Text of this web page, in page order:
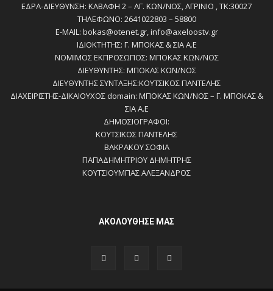
ΕΔΡΑ-ΔΙΕΥΘΥΝΣΗ: ΚΑΒΑΦΗ 2 – ΑΓ. ΚΩΝ/ΝΟΣ, ΑΓΡΙΝΙΟ , ΤΚ:30027
ΤΗΛΕΦΩΝΟ: 2641022803 – 58800
E-MAIL: bokas@otenet.gr, info@axeloostv.gr
ΙΔΙΟΚΤΗΤΗΣ: Γ. ΜΠΟΚΑΣ & ΣΙΑ Α.Ε
ΝΟΜΙΜΟΣ ΕΚΠΡΟΣΩΠΟΣ: ΜΠΟΚΑΣ ΚΩΝ/ΝΟΣ
ΔΙΕΥΘΥΝΤΗΣ: ΜΠΟΚΑΣ ΚΩΝ/ΝΟΣ
ΔΙΕΥΘΥΝΤΗΣ ΣΥΝΤΑΞΗΣ:ΚΟΥΤΣΙΚΟΣ ΠΑΝΤΕΛΗΣ
ΔΙΑΧΕΙΡΙΣΤΗΣ-ΔΙΚΑΙΟΥΧΟΣ domain: ΜΠΟΚΑΣ ΚΩΝ/ΝΟΣ – Γ. ΜΠΟΚΑΣ &
ΣΙΑ Α.Ε
ΔΗΜΟΣΙΟΓΡΑΦΟΙ:
ΚΟΥΤΣΙΚΟΣ ΠΑΝΤΕΛΗΣ
ΒΑΚΡΑΚΟΥ ΣΟΦΙΑ
ΠΑΠΑΔΗΜΗΤΡΙΟΥ ΔΗΜΗΤΡΗΣ
ΚΟΥΤΣΙΟΥΜΠΑΣ ΑΛΕΞΑΝΔΡΟΣ
ΑΚΟΛΟΥΘΗΣΕ ΜΑΣ